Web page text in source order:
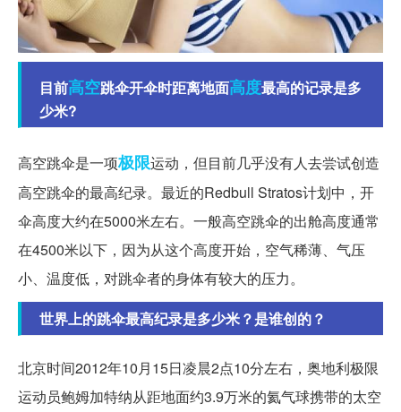
目前高空跳伞开伞时距离地面高度最高的记录是多
少米?
高空跳伞是一项极限运动，但目前几乎没有人去尝试创造
高空跳伞的最高纪录。最近的Redbull Stratos计划中，开
伞高度大约在5000米左右。一般高空跳伞的出舱高度通常
在4500米以下，因为从这个高度开始，空气稀薄、气压
小、温度低，对跳伞者的身体有较大的压力。
世界上的跳伞最高纪录是多少米？是谁创的？
北京时间2012年10月15日凌晨2点10分左右，奥地利极限
运动员鲍姆加特纳从距地面约3.9万米的氦气球携带的太空